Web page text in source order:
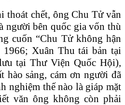
thoát chết, ông Chu Tử vẫn
người bên quốc gia vốn thù
cuốn “Chu Tử không hận
1966; Xuân Thu tái bản tại
tại Thư Viện Quốc Hội),
hào sảng, cám ơn người đã
nghiệm thế nào là giáp mặt
văn ông không còn phải